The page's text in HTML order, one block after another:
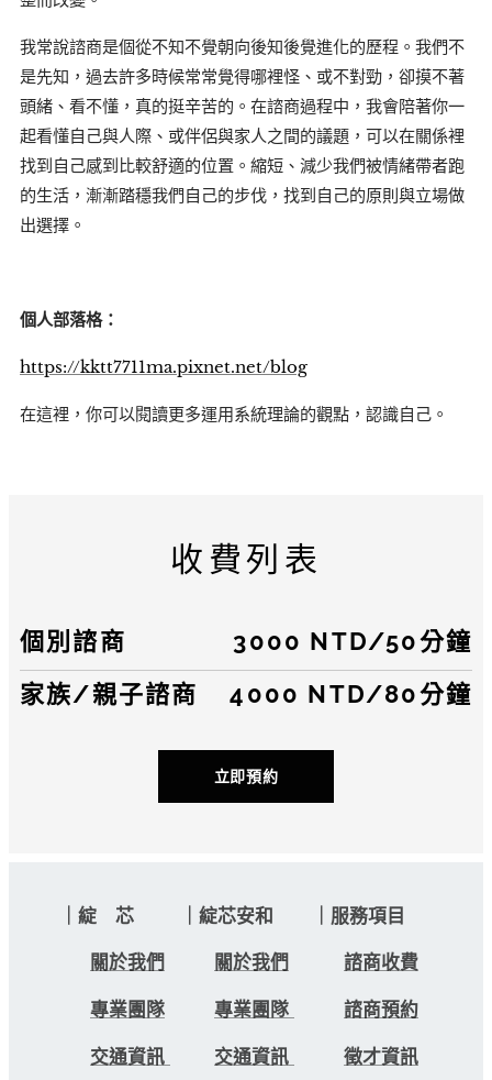
我常說諮商是個從不知不覺朝向後知後覺進化的歷程。我們不
是先知，過去許多時候常常覺得哪裡怪、或不對勁，卻摸不著
頭緒、看不懂，真的挺辛苦的。在諮商過程中，我會陪著你一
起看懂自己與人際、或伴侶與家人之間的議題，可以在關係裡
找到自己感到比較舒適的位置。縮短、減少我們被情緒帶者跑
的生活，漸漸踏穩我們自己的步伐，找到自己的原則與立場做
出選擇。
個人部落格：
https://kktt7711ma.pixnet.net/blog
在這裡，你可以閱讀更多運用系統理論的觀點，認識自己。
收費列表
個別諮商 3000 NTD/50分鐘
家族/親子諮商
4000 NTD/80分鐘
立即預約
｜綻 芯 ｜綻芯安和 ｜服務項目
關於我們 關於我們 諮商收費
專業團隊 專業團隊 諮商預約
交通資訊 交通資訊 徵才資訊